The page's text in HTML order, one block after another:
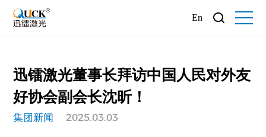
En
迅镭激光董事长拜访中国人民对外友
好协会副会长沈昕！
集团新闻 2025.03.03